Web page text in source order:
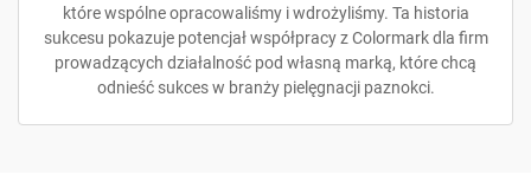
które wspólne opracowaliśmy i wdrożyliśmy. Ta historia
sukcesu pokazuje potencjał współpracy z Colormark dla firm
prowadzących działalność pod własną marką, które chcą
odnieść sukces w branży pielęgnacji paznokci.